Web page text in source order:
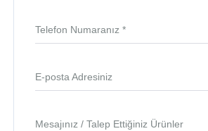
Telefon Numaranız *
E-posta Adresiniz
Mesajınız / Talep Ettiğiniz Ürünler